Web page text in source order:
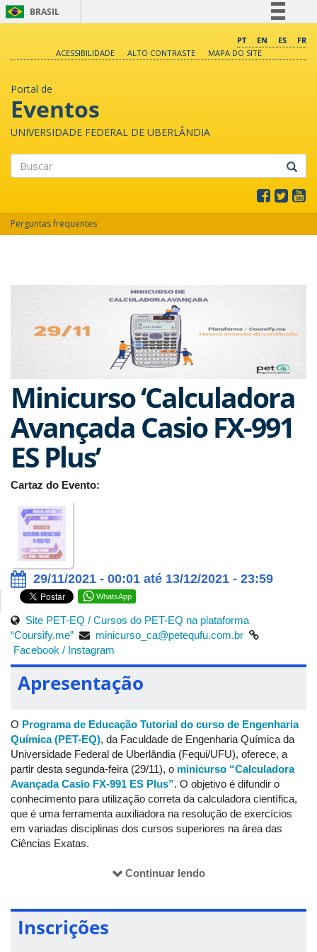
BRASIL
Comunica BR
PT EN ES
FR
ACESSIBILIDADE
ALTO CONTRASTE MAPA DO SITE
Portal de
Eventos
UNIVERSIDADE FEDERAL DE UBERLÂNDIA
Perguntas frequentes
Minicurso ‘Calculadora
Avançada Casio FX-991
ES Plus’
Cartaz do Evento:
29/11/2021 - 00:01 até 13/12/2021 - 23:59
WhatsApp
Site PET-EQ / Cursos do PET-EQ na plataforma
“Coursify.me”
minicurso_ca@petequfu.com.br
Facebook / Instagram
Apresentação
O Programa de Educação Tutorial do curso de Engenharia
Química (PET-EQ), da Faculdade de Engenharia Química da
Universidade Federal de Uberlândia (Fequi/UFU), oferece, a
partir desta segunda-feira (29/11), o minicurso “Calculadora
Avançada Casio FX-991 ES Plus”. O objetivo é difundir o
conhecimento para utilização correta da calculadora científica,
que é uma ferramenta auxiliadora na resolução de exercícios
em variadas disciplinas dos cursos superiores na área das
Ciências Exatas.
plataforma “Coursify.me”, vai desde as funções mais simples
vetores. Ao todo, são 11 etapas de formação: "Introdução";
"Números Complexos"; "Regressão e Estatística"; "Solve";
"Calc"; "Table"; "Cálculo de Equações"; "Matrizes"; "Vetores";
Continuar lendo
Inscrições